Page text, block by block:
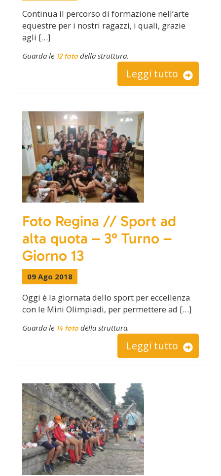
Continua il percorso di formazione nell’arte
equestre per i nostri ragazzi, i quali, grazie
agli […]
Guarda le 12 foto della struttura.
Leggi tutto
Foto Regina // Sport ad
alta quota – 3° Turno –
Giorno 13
09 Ago 2018
Oggi è la giornata dello sport per eccellenza
con le Mini Olimpiadi, per permettere ad […]
Guarda le 14 foto della struttura.
Leggi tutto